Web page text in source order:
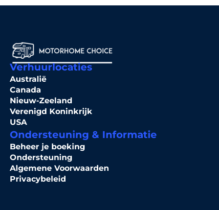
Verhuurlocaties
Australië
Canada
Nieuw-Zeeland
Verenigd Koninkrijk
USA
Ondersteuning & Informatie
Beheer je boeking
Ondersteuning
Algemene Voorwaarden
Privacybeleid